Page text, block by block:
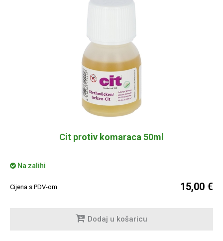
Cit protiv komaraca 50ml
Na zalihi
Cijena s PDV-om 15,00 €
Dodaj u košaricu